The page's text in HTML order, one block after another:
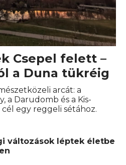
Csepel felett –
a Duna tükréig
arcát: a
a Darudomb és a Kis-
egy reggeli sétához.
változások léptek életbe